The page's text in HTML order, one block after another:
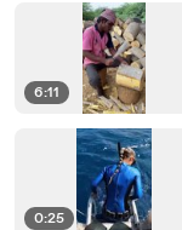
6:11
0:25